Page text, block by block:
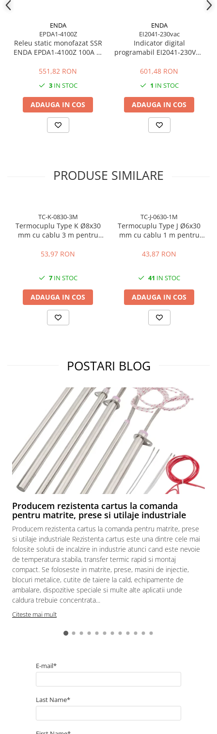
ENDA
EPDA1-4100Z
Releu static monofazat SSR
ENDA EPDA1-4100Z 100A 8-
rezistente electrice
551,82 RON
3IN STOC
ADAUGA IN COS
ENDA
EI2041-230vac
Indicator digital
programabil EI2041-230VAC
601,48 RON
1 IN STOC
ADAUGA IN COS
PRODUSE SIMILARE
TC-K-0830-3M
Termocuplu Type K Ø8x30
mm cu cablu 3 m pentru
53,97 RON
7IN STOC
ADAUGA IN COS
TC-J-0630-1M
Termocuplu Type J Ø6x30
mm cu cablu 1 m pentru
43,87 RON
41 IN STOC
ADAUGA IN COS
POSTARI BLOG
Producem rezistenta cartus la comanda
pentru matrite, prese si utilaje industriale
Producem rezistenta cartus la comanda pentru matrite, prese
si utilaje industriale Rezistenta cartus este una dintre cele mai
folosite solutii de incalzire in industrie atunci cand este nevoie
de temperatura stabila, transfer termic rapid si montaj
compact. Se foloseste in matrite, prese, masini de injectie,
blocuri metalice, cutite de taiere la cald, echipamente de
ambalare, dispozitive speciale si multe alte aplicatii unde
caldura trebuie concentrata...
Citeste mai mult
E-mail*
Last Name*